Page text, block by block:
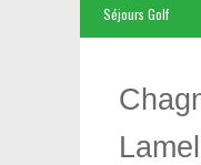
Séjours Golf